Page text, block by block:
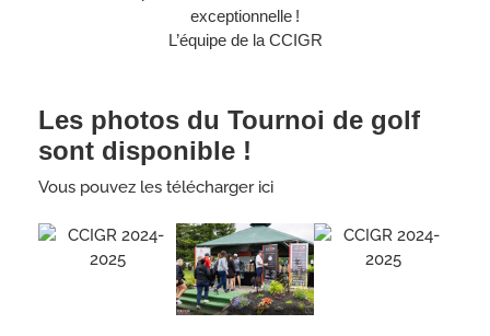
exceptionnelle !
L’équipe de la CCIGR
Les photos du Tournoi de golf
sont disponible !
Vous pouvez les télécharger ici